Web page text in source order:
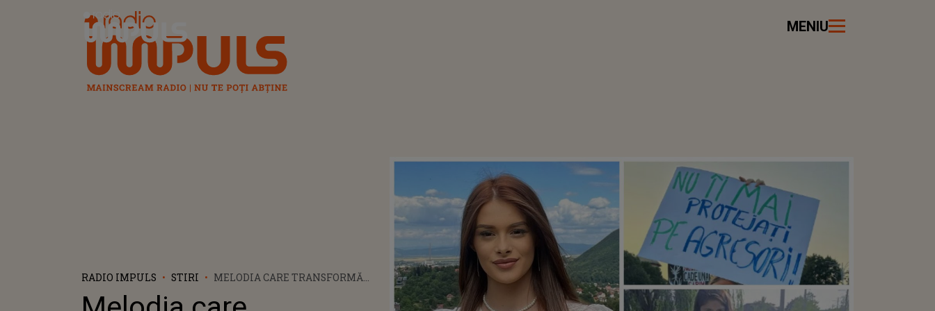
Radio Impuls MENIU
RADIO IMPULS STIRI
MELODIA CARE TRANSFORMĂ
DREPTATE ȘI ARDE CONȘTIINȚELE.